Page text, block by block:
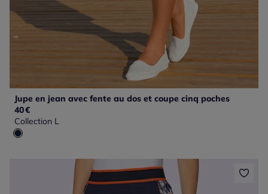
Jupe en jean avec fente au dos et coupe cinq poches
40€
Collection L